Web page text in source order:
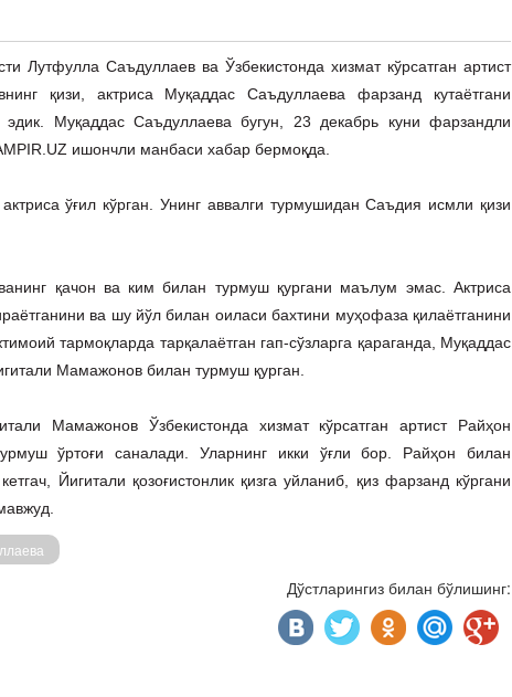
Лутфулла Саъдуллаев ва Ўзбекистонда хизмат кўрсатган артист
қизи, актриса Муқаддас Саъдуллаева фарзанд кутаётгани
эдик. Муқаддас Саъдуллаева бугун, 23 декабрь куни фарзандли
ишончли манбаси хабар бермоқда.
ўғил кўрган. Унинг аввалги турмушидан Саъдия исмли қизи
қачон ва ким билан турмуш қургани маълум эмас. Актриса
ва шу йўл билан оиласи бахтини муҳофаза қилаётганини
тармоқларда тарқалаётган гап-сўзларга қараганда, Муқаддас
Мамажонов билан турмуш қурган.
Мамажонов Ўзбекистонда хизмат кўрсатган артист Райҳон
ўртоғи саналади. Уларнинг икки ўғли бор. Райҳон билан
Йигитали қозоғистонлик қизга уйланиб, қиз фарзанд кўргани
Дўстларингиз билан бўлишинг: